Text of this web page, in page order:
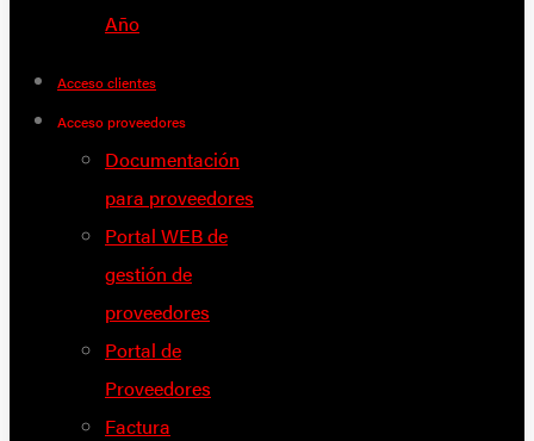
Año
Acceso clientes
Acceso proveedores
Documentación
para proveedores
Portal WEB de
gestión de
proveedores
Portal de
Proveedores
Factura